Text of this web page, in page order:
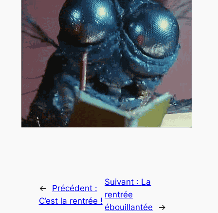
←
Précédent :
C’est la rentrée !
Suivant : La
rentrée
ébouillantée
→